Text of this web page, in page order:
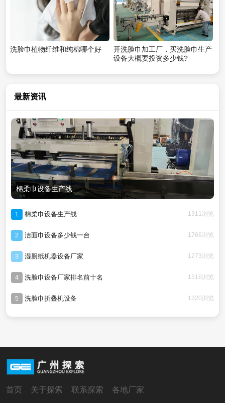
洗脸巾植物纤维和纯棉哪个好
开洗脸巾加工厂，买洗脸巾生产
设备大概要投资多少钱?
最新资讯
棉柔巾设备生产线
1 棉柔巾设备生产线 1311浏览
2 洁面巾设备多少钱一台 1766浏览
3 湿厕纸机器设备厂家 1273浏览
4 洗脸巾设备厂家排名前十名 1516浏览
5 洗脸巾折叠机设备 1320浏览
首页 关于探索 联系探索 各地厂家